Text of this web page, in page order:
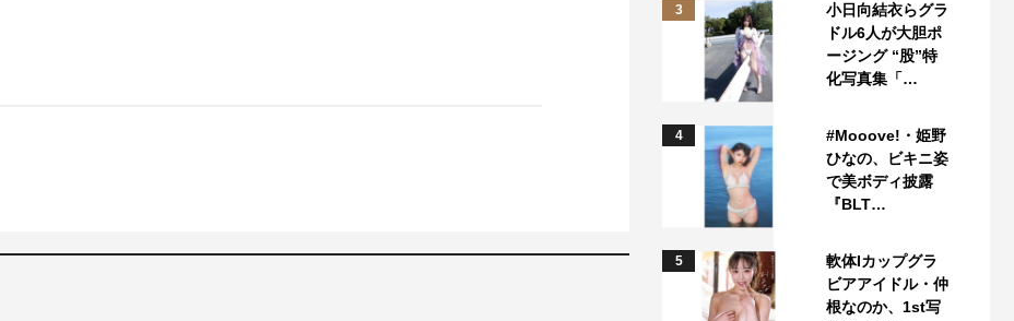
3
小日向結衣らグラ
ドル6人が大胆ポ
ージング “股”特
化写真集「…
4
#Mooove!・姫野
ひなの、ビキニ姿
で美ボディ披露
『BLT…
5
軟体Iカップグラ
ビアアイドル・仲
根なのか、1st写